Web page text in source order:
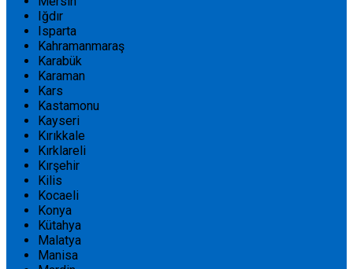
Iğdır
Isparta
Kahramanmaraş
Karabük
Karaman
Kars
Kastamonu
Kayseri
Kırıkkale
Kırklareli
Kırşehir
Kilis
Kocaeli
Konya
Kütahya
Malatya
Manisa